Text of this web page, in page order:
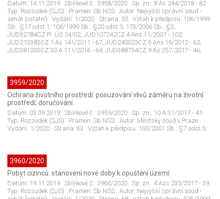
Datum: 14.11.2019 · Sbírkové č.: 3958/2020 · Sp. zn.: 8 As 244/2018 - 82·
Typ: Rozsudek (SJS) · Pramen: Sb.NSS · Autor: Nejvyšší správní soud -
senát (ostatní) · Vydání: 1/2020 · Strana: 55 · Vztah k předpisu: 106/1999
Sb.: §17 odst.1; 106/1999 Sb.: §20 odst.5; 173/2006 Sb.: §3;
JUD32784CZ Pl. ÚS 24/02; JUD107242CZ 4 Ans 11/2007 - 102;
JUD213383CZ 1 As 141/2011 - 67; JUD240025CZ 6 Ans 16/2012 - 62;
JUD381203CZ 30 A 111/2016 - 64; JUD388734CZ 9 As 257/2017 - 46;
3959/2020
Ochrana životního prostředí: posuzování vlivů záměru na životní
prostředí; doručování
Datum: 03.09.2019 · Sbírkové č.: 3959/2020 · Sp. zn.: 10 A 31/2017 - 41 ·
Typ: Rozsudek (SJS) · Pramen: Sb.NSS · Autor: Městský soud v Praze ·
Vydání: 1/2020 · Strana: 63 · Vztah k předpisu: 100/2001 Sb.: §7 odst.5;
3960/2020
Pobyt cizinců: stanovení nové doby k opuštění území
Datum: 19.11.2019 · Sbírkové č.: 3960/2020 · Sp. zn.: 4 Azs 235/2017 - 39 ·
Typ: Rozsudek (SJS) · Pramen: Sb.NSS · Autor: Nejvyšší správní soud -